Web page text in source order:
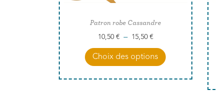
Patron robe Cassandre
10,50 € – 15,50 €
Choix des options